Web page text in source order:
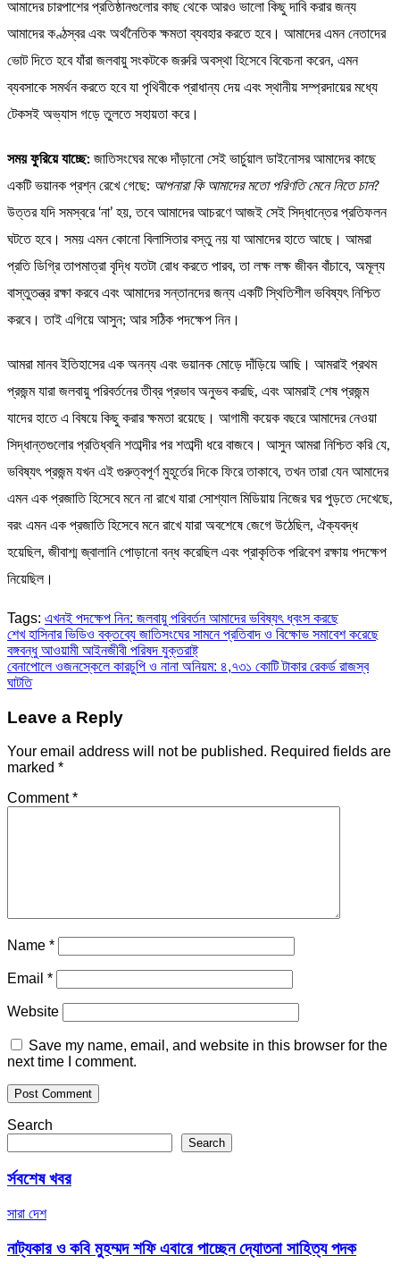
আমাদের চারপাশের প্রতিষ্ঠানগুলোর কাছ থেকে আরও ভালো কিছু দাবি করার জন্য
আমাদের কণ্ঠস্বর এবং অর্থনৈতিক ক্ষমতা ব্যবহার করতে হবে। আমাদের এমন নেতাদের
ভোট দিতে হবে যাঁরা জলবায়ু সংকটকে জরুরি অবস্থা হিসেবে বিবেচনা করেন, এমন
ব্যবসাকে সমর্থন করতে হবে যা পৃথিবীকে প্রাধান্য দেয় এবং স্থানীয় সম্প্রদায়ের মধ্যে
টেকসই অভ্যাস গড়ে তুলতে সহায়তা করে।
সময় ফুরিয়ে যাচ্ছে: জাতিসংঘের মঞ্চে দাঁড়ানো সেই ভার্চুয়াল ডাইনোসর আমাদের কাছে
একটি ভয়ানক প্রশ্ন রেখে গেছে: আপনারা কি আমাদের মতো পরিণতি মেনে নিতে চান?
উত্তর যদি সমস্বরে ‘না’ হয়, তবে আমাদের আচরণে আজই সেই সিদ্ধান্তের প্রতিফলন
ঘটতে হবে। সময় এমন কোনো বিলাসিতার বস্তু নয় যা আমাদের হাতে আছে। আমরা
প্রতি ডিগ্রি তাপমাত্রা বৃদ্ধি যতটা রোধ করতে পারব, তা লক্ষ লক্ষ জীবন বাঁচাবে, অমূল্য
বাস্তুতন্ত্র রক্ষা করবে এবং আমাদের সন্তানদের জন্য একটি স্থিতিশীল ভবিষ্যৎ নিশ্চিত
করবে। তাই এগিয়ে আসুন; আর সঠিক পদক্ষেপ নিন।
আমরা মানব ইতিহাসের এক অনন্য এবং ভয়ানক মোড়ে দাঁড়িয়ে আছি। আমরাই প্রথম
প্রজন্ম যারা জলবায়ু পরিবর্তনের তীব্র প্রভাব অনুভব করছি, এবং আমরাই শেষ প্রজন্ম
যাদের হাতে এ বিষয়ে কিছু করার ক্ষমতা রয়েছে। আগামী কয়েক বছরে আমাদের নেওয়া
সিদ্ধান্তগুলোর প্রতিধ্বনি শতাব্দীর পর শতাব্দী ধরে বাজবে। আসুন আমরা নিশ্চিত করি যে,
ভবিষ্যৎ প্রজন্ম যখন এই গুরুত্বপূর্ণ মুহূর্তের দিকে ফিরে তাকাবে, তখন তারা যেন আমাদের
এমন এক প্রজাতি হিসেবে মনে না রাখে যারা সোশ্যাল মিডিয়ায় নিজের ঘর পুড়তে দেখেছে,
বরং এমন এক প্রজাতি হিসেবে মনে রাখে যারা অবশেষে জেগে উঠেছিল, ঐক্যবদ্ধ
হয়েছিল, জীবাশ্ম জ্বালানি পোড়ানো বন্ধ করেছিল এবং প্রাকৃতিক পরিবেশ রক্ষায় পদক্ষেপ
নিয়েছিল।
Tags: এখনই পদক্ষেপ নিন: জলবায়ু পরিবর্তন আমাদের ভবিষ্যৎ ধ্বংস করছে
Post
navigation
শেখ হাসিনার ভিডিও বক্তব্যে জাতিসংঘের সামনে প্রতিবাদ ও বিক্ষোভ সমাবেশ করেছে
বঙ্গবন্ধু আওয়ামী আইনজীবী পরিষদ যুক্তরাষ্ট্
বেনাপোলে ওজনস্কেলে কারচুপি ও নানা অনিয়ম: ৪,৭৩১ কোটি টাকার রেকর্ড রাজস্ব
ঘাটতি
Leave a Reply
Your email address will not be published. Required fields are
marked *
Comment*
Name *
Email *
Website
Save my name, email, and website in this browser for the
next time I comment.
Search
Search
র্সবশেষ খবর
সারা দেশ
নাট্যকার ও কবি মুহম্মদ শফি এবারে পাচ্ছেন দ্যোতনা সাহিত্য পদক